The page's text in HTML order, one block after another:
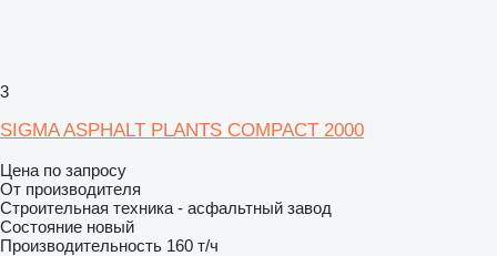
3
SIGMA ASPHALT PLANTS COMPACT 2000
Цена по запросу
От производителя
Строительная техника - асфальтный завод
Состояние новый
Производительность 160 т/ч